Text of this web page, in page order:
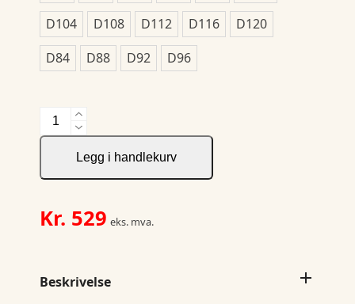
D104
D108 D112 D116
D120
D84
D88 D92 D96
2530
Service
antall
Legg i handlekurv
Kr. 529 eks. mva.
Beskrivelse